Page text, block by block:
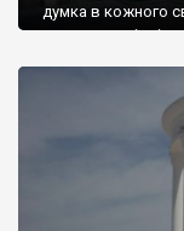
думка в кожного
запрошую